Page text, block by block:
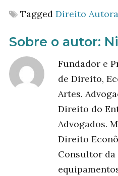
Tagged Direito
Sobre o autor:
Fundador e
de Direito,
Artes.
Direito do
Advogados.
Direito
Consultor da